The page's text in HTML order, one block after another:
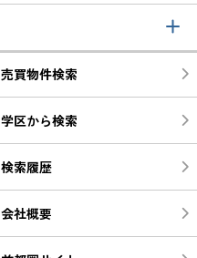
売買物件検索
学区から検索
検索履歴
会社概要